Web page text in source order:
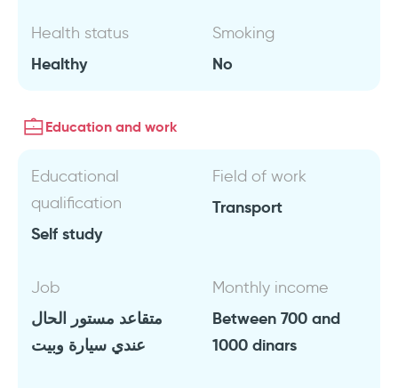
Health status
Healthy
Smoking
No
Education and work
Educational
qualification
Self study
Field of work
Transport
Job
متقاعد مستور الحال
عندي سيارة وبيت
Monthly income
Between 700 and
1000 dinars